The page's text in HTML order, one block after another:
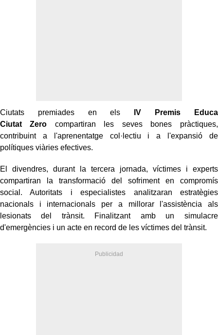
Ciutats premiades en els
IV Premis Educa
Ciutat Zero compartiran les seves bones pràctiques,
contribuint a l'aprenentatge col·lectiu i a l'expansió de
polítiques viàries efectives.
El divendres, durant la tercera jornada, víctimes i experts
compartiran la transformació del sofriment en compromís
social. Autoritats i especialistes analitzaran estratègies
nacionals i internacionals per a millorar l'assistència als
lesionats del trànsit. Finalitzant amb un simulacre
d'emergències i un acte en record de les víctimes del trànsit.